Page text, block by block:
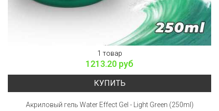
1 товар
1213.20 руб
КУПИТЬ
Акриловый гель Water Effect Gel - Light Green (250ml)